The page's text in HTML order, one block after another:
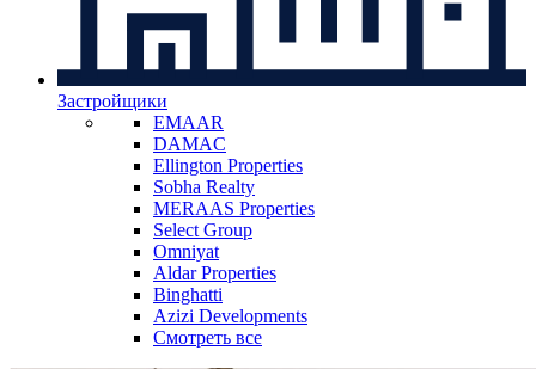
Застройщики
EMAAR
DAMAC
Ellington Properties
Sobha Realty
MERAAS Properties
Select Group
Omniyat
Aldar Properties
Binghatti
Azizi Developments
Смотреть все